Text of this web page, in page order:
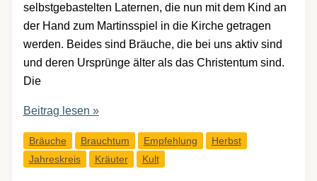
selbstgebastelten Laternen, die nun mit dem Kind an
der Hand zum Martinsspiel in die Kirche getragen
werden. Beides sind Bräuche, die bei uns aktiv sind
und deren Ursprünge älter als das Christentum sind.
Die
Martin,
Lichterfest
und
Beitrag lesen »
Bräuche Brauchtum Empfehlung
Herbst
Jahreskreis
Kräuter Kult